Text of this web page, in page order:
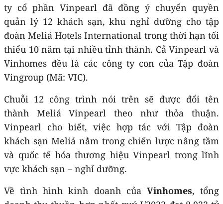
ty cổ phần Vinpearl đã đồng ý chuyển quyền
quản lý 12 khách sạn, khu nghỉ dưỡng cho tập
đoàn Meliá Hotels International trong thời hạn tối
thiểu 10 năm tại nhiều tỉnh thành. Cả Vinpearl và
Vinhomes đều là các công ty con của Tập đoàn
Vingroup (Mã: VIC).
Chuỗi 12 công trình nói trên sẽ được đổi tên
thành Meliá Vinpearl theo như thỏa thuận.
Vinpearl cho biết, việc hợp tác với Tập đoàn
khách sạn Meliá nằm trong chiến lược nâng tầm
và quốc tế hóa thương hiệu Vinpearl trong lĩnh
vực khách sạn – nghỉ dưỡng.
Về tình hình kinh doanh của Vinhomes, tổng